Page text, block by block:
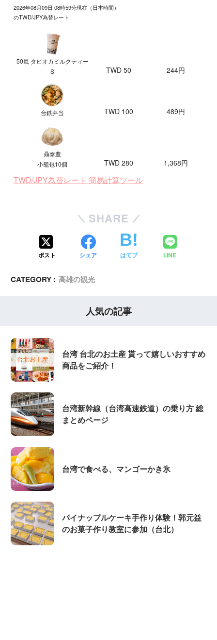
2026年08月09日 08時59分現在（日本時間）
のTWD/JPY為替レート
50嵐 タピオカミルクティー
S
TWD 50 244円
台鉄弁当 TWD 100 489円
鼎泰豊
小籠包10個
TWD 280 1,368円
TWD/JPY為替レート 簡易計算ツール
SHARE
ポスト シェア はてブ LINE
CATEGORY : 高雄の観光
人気の記事
台湾 台北のお土産 貰って嬉しいおすすめ
商品をご紹介！
台湾新幹線（台湾高速鉄道）の乗り方 総
まとめページ
台湾で食べる、マンゴーかき氷
パイナップルケーキ手作り体験！郭元益
のお菓子作り教室に参加（台北）